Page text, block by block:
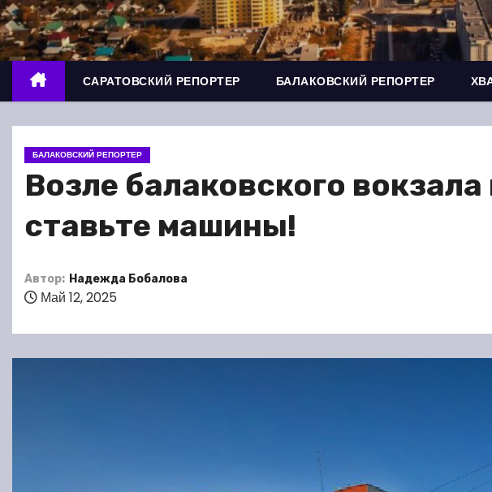
о
м
у
САРАТОВСКИЙ РЕПОРТЕР БАЛАКОВСКИЙ РЕПОРТЕР
БАЛАКОВСКИЙ РЕПОРТЕР
Возле балаковского
ставьте машины!
Автор: Надежда Бобалова
Май 12, 2025